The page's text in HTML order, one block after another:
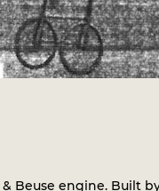
Beuse engine. Built